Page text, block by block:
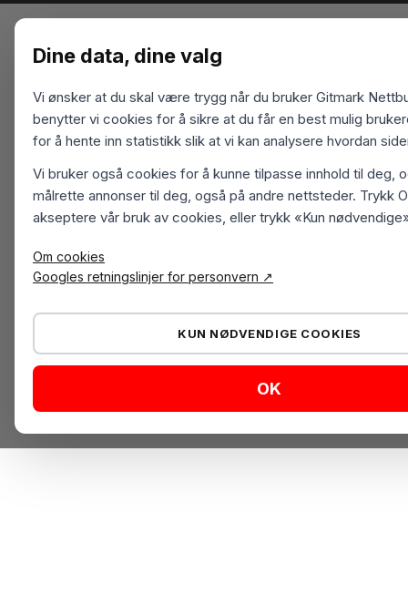
Dine data, dine valg
Vi ønsker at du skal være trygg når du bruker Gitmark
benytter vi cookies for å sikre at du får en best mulig
for å hente inn statistikk slik at vi kan analysere hvordan
Vi bruker også cookies for å kunne tilpasse innhold til deg,
målrette annonser til deg, også på andre nettsteder. Trykk
akseptere vår bruk av cookies, eller trykk «Kun
Om cookies
Googles retningslinjer for personvern ↗
KUN NØDVENDIGE COOKIES
OK